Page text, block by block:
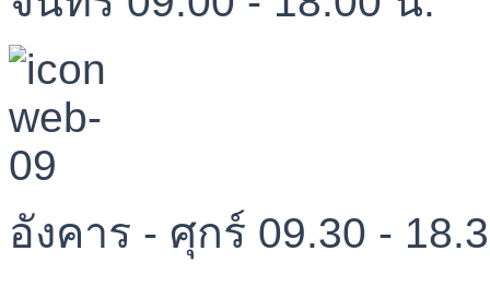
อังคาร - ศุกร์ 09.30 -